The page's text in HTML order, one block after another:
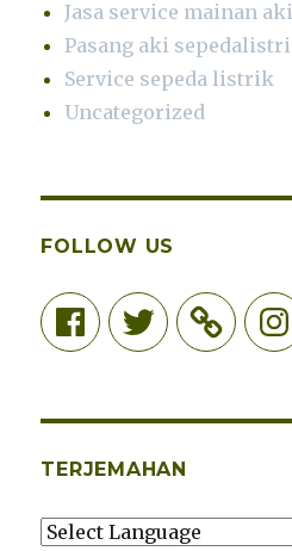
Jasa service mainan
Pasang aki
Service sepeda listrik
Uncategorized
FOLLOW US
FacebookTwitter
TERJEMAHAN